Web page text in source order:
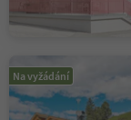
Na vyžádání